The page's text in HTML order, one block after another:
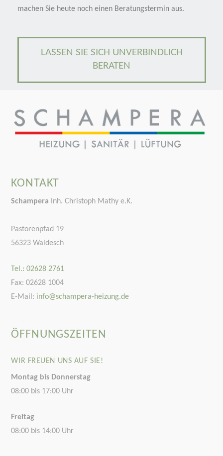
machen Sie heute noch einen Beratungstermin aus.
LASSEN SIE SICH UNVERBINDLICH
BERATEN
KONTAKT
Schampera Inh. Christoph Mathy e.K.
Pastorenpfad 19
56323 Waldesch
Tel.: 02628 2761
Fax: 02628 1004
E-Mail: info@schampera-heizung.de
ÖFFNUNGSZEITEN
WIR FREUEN UNS AUF SIE!
Montag bis Donnerstag
08:00 bis 17:00 Uhr
Freitag
08:00 bis 14:00 Uhr